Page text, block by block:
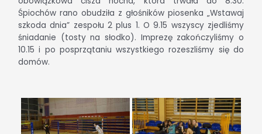
Śpiochów rano obudziła z głośników piosenka „Wstawaj
szkoda dnia” zespołu 2 plus 1. O 9.15 wszyscy zjedliśmy
śniadanie (tosty na słodko). Imprezę zakończyliśmy o
10.15 i po posprzątaniu wszystkiego rozeszliśmy się do
domów.